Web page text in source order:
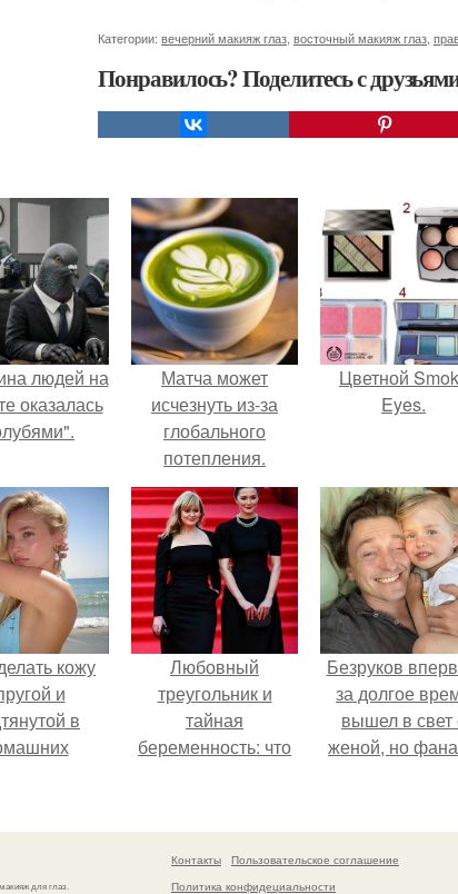
Категории: вечерний макияж глаз восточный макияж глаз
Понравилось? Поделитесь с
людей на
оказалась
Матча может
исчезнуть из-за
глобального
потепления.
Цветной
Eyes.
кожу
и
в
Любовный
треугольник и
тайная
беременность: что
Михалкова?
Безруков
за долгое
вышел в свет
женой, но
Анны: "какая
скучная.
для глаз.
Контакты
Пользовательское соглашение
Политика конфидециальности